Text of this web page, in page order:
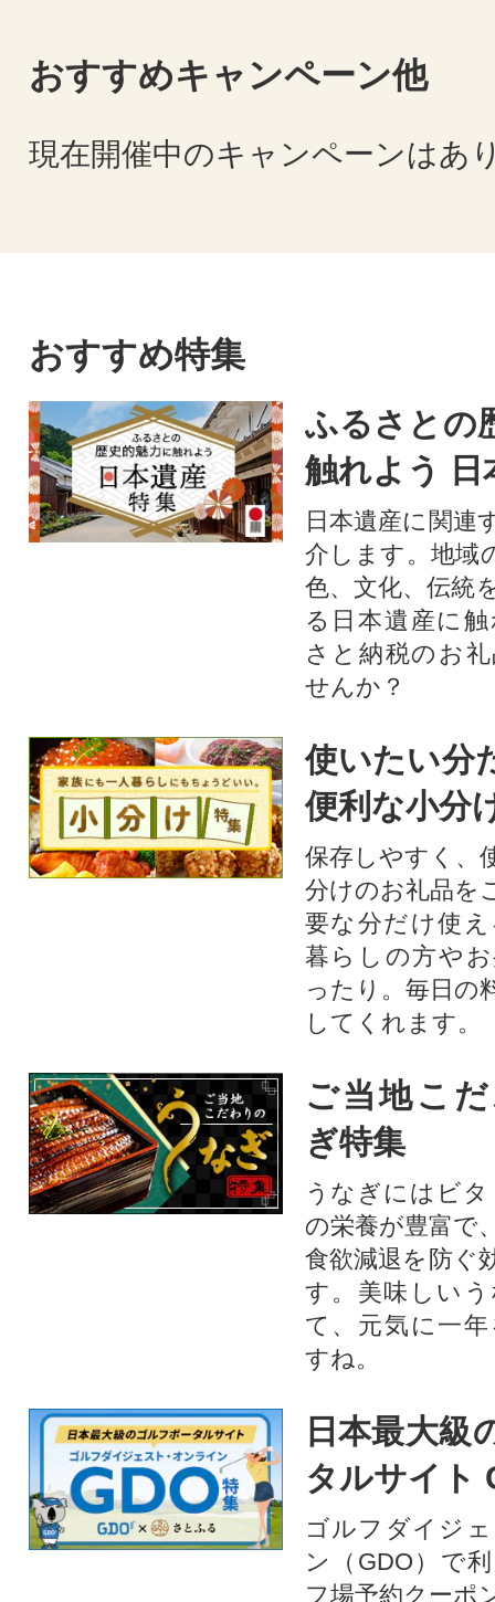
おすすめキャンペーン他
現在開催中のキャンペーンはあ
おすすめ特集
ふるさとの
触れよう 日
日本遺産に関連
介します。地域
色、文化、伝統
る日本遺産に
さと納税のお
せんか？​​​
使いたい分
便利な小分
保存しやすく、
分けのお礼品を
要な分だけ使
暮らしの方や
ったり。毎日の
してくれます。
ご当地こ
ぎ特集
うなぎにはビ
の栄養が豊富で
食欲減退を防ぐ
す。美味しい
て、元気に一
すね。
日本最大級
タルサイト
ゴルフダイジ
ン（GDO）で
フ場予約クーポ